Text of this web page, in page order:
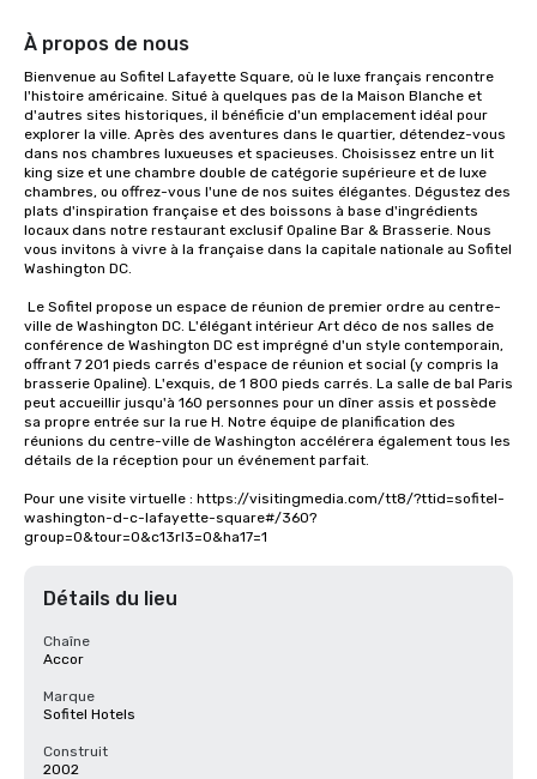
À propos de nous
Bienvenue au Sofitel Lafayette Square, où le luxe français rencontre
l'histoire américaine. Situé à quelques pas de la Maison Blanche et
d'autres sites historiques, il bénéficie d'un emplacement idéal pour
explorer la ville. Après des aventures dans le quartier, détendez-vous
dans nos chambres luxueuses et spacieuses. Choisissez entre un lit
king size et une chambre double de catégorie supérieure et de luxe
chambres, ou offrez-vous l'une de nos suites élégantes. Dégustez des
plats d'inspiration française et des boissons à base d'ingrédients
locaux dans notre restaurant exclusif Opaline Bar & Brasserie. Nous
vous invitons à vivre à la française dans la capitale nationale au Sofitel
Washington DC.
ville de Washington DC. L'élégant intérieur Art déco de nos salles de
conférence de Washington DC est imprégné d'un style contemporain,
offrant 7 201 pieds carrés d'espace de réunion et social (y compris la
brasserie Opaline). L'exquis, de 1 800 pieds carrés. La salle de bal Paris
peut accueillir jusqu'à 160 personnes pour un dîner assis et possède
sa propre entrée sur la rue H. Notre équipe de planification des
réunions du centre-ville de Washington accélérera également tous les
détails de la réception pour un événement parfait.
Pour une visite virtuelle : https://visitingmedia.com/tt8/?ttid=sofitel-
washington-d-c-lafayette-square#/360?
group=0&tour=0&c13rl3=0&ha17=1
Détails du lieu
Chaîne
Accor
Marque
Sofitel Hotels
Construit
2002